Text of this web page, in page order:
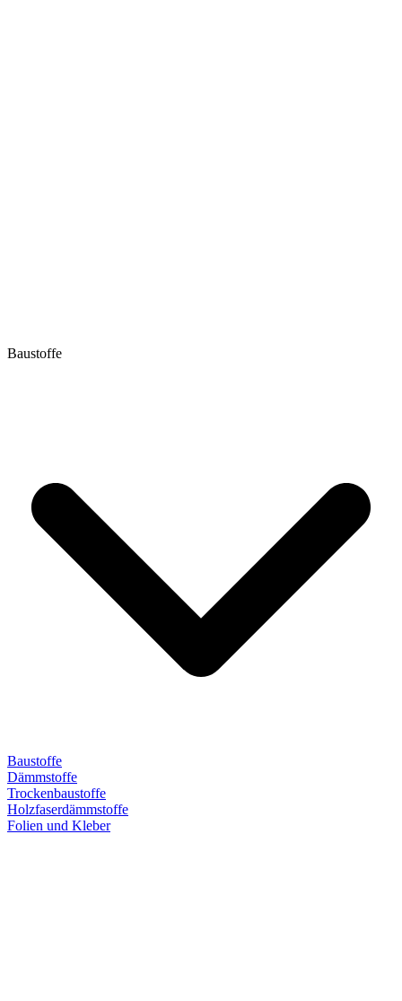
Baustoffe
Baustoffe
Dämmstoffe
Trockenbaustoffe
Holzfaserdämmstoffe
Folien und Kleber